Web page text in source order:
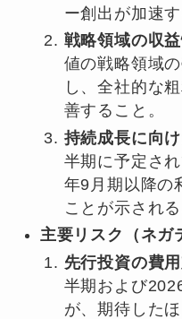
ー創出が加速す
戦略領域の収
値の戦略領域
し、全社的な
善すること。
持続成長に向
半期に予定さ
年9月期以降の
ことが示される
主要リスク（ネガ
先行投資の費
半期および
が、期待した